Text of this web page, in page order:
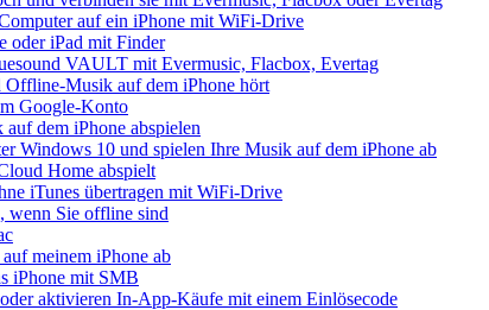
auf ein iPhone mit WiFi-Drive
oder iPad mit Finder
VAULT mit Evermusic, Flacbox, Evertag
Offline-Musik auf dem iPhone hört
Google-Konto
dem iPhone abspielen
Windows 10 und spielen Ihre Musik auf dem iPhone ab
Home abspielt
iTunes übertragen mit WiFi-Drive
wenn Sie offline sind
meinem iPhone ab
iPhone mit SMB
aktivieren In-App-Käufe mit einem Einlösecode